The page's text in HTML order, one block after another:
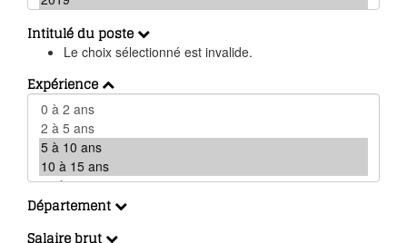
Intitulé du poste
Le choix sélectionné est invalide.
Expérience
Département
Salaire brut